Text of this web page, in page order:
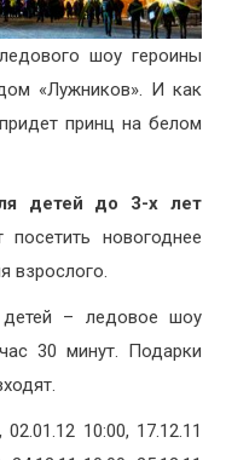
шоу героины
«Лужников». И как
принц на белом
детей до 3-х лет
новогоднее
взрослого.
детей – ледовое шоу
30 минут. Подарки
02.01.12 10:00, 17.12.11